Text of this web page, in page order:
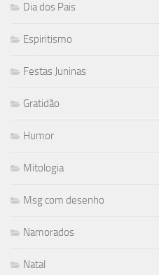
Dia dos Pais
Espiritismo
Festas Juninas
Gratidão
Humor
Mitologia
Msg com desenho
Namorados
Natal